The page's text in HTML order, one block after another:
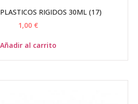
RIGIDOS 30ML (17)
1,00 €
Añadir al carrito